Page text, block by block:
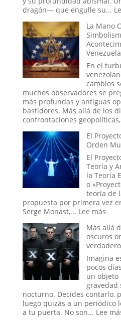
dragón— que engulle su...
La Mano
Venezuela
En el
cambios
muchos observadores se
más profundas y antiguas
bastidores. Más allá de los
confrontaciones
El
Orden
El
Teoría y
la Teoría
o
teoría de
propuesta por primera vez
Serge Monast,... Lee más:
Blue
y
el
Más allá
oscuros
Imagina
pocos
un objeto
gravedad
nocturno. Decides contarlo,
luego quizás a un periódico
a tu puerta. No son... Lee